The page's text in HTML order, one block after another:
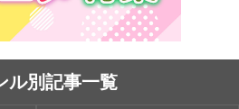
ル別記事一覧